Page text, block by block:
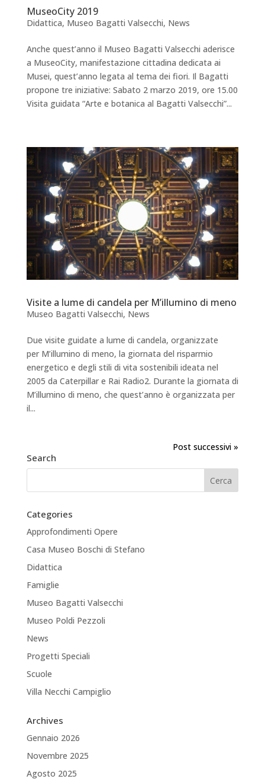
MuseoCity 2019
Didattica, Museo Bagatti Valsecchi, News
Anche quest’anno il Museo Bagatti Valsecchi aderisce
a MuseoCity, manifestazione cittadina dedicata ai
Musei, quest’anno legata al tema dei fiori. Il Bagatti
propone tre iniziative: Sabato 2 marzo 2019, ore 15.00
Visita guidata “Arte e botanica al Bagatti Valsecchi”...
Visite a lume di candela per M’illumino di meno
Museo Bagatti Valsecchi, News
Due visite guidate a lume di candela, organizzate
per M’illumino di meno, la giornata del risparmio
energetico e degli stili di vita sostenibili ideata nel
2005 da Caterpillar e Rai Radio2. Durante la giornata di
M’illumino di meno, che quest’anno è organizzata per
il...
Post successivi »
Search
Categories
Approfondimenti Opere
Casa Museo Boschi di Stefano
Didattica
Famiglie
Museo Bagatti Valsecchi
Museo Poldi Pezzoli
News
Progetti Speciali
Scuole
Villa Necchi Campiglio
Archives
Gennaio 2026
Novembre 2025
Agosto 2025